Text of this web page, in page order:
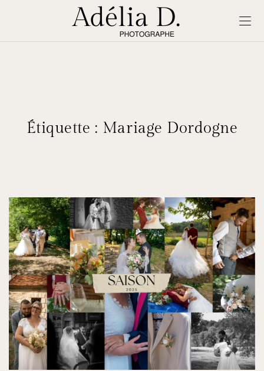
Étiquette : Mariage Dordogne